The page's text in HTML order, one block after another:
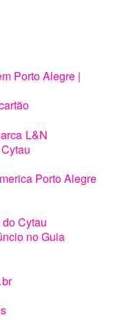
Porto Alegre |
L&N
Porto Alegre
Cytau
no Guia